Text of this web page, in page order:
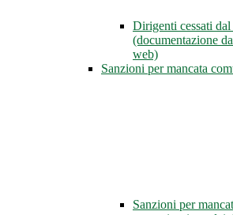
Dirigenti cessati
(documentazione
web)
Sanzioni per mancata
Sanzioni per